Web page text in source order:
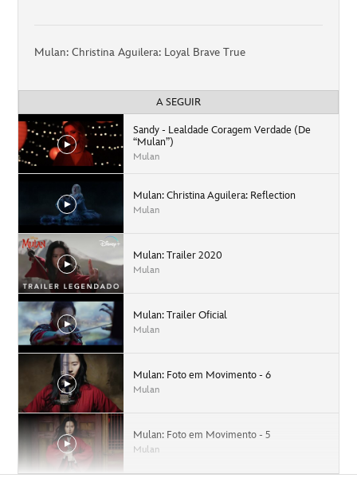
Mulan: Christina Aguilera: Loyal Brave True
A SEGUIR
Sandy - Lealdade Coragem Verdade (De
“Mulan”)
Mulan
Mulan: Christina Aguilera: Reflection
Mulan
Mulan: Trailer 2020
Mulan
Mulan: Trailer Oficial
Mulan
Mulan: Foto em Movimento - 6
Mulan
Mulan: Foto em Movimento - 5
Mulan